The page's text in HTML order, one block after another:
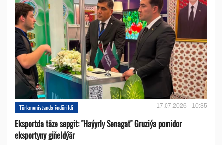
Türkmenistanda öndürildi 17.07.2026 - 10:35
Eksportda täze sepgit: "Haýyrly Senagat" Gruziýa pomidor
eksportyny giňeldýär